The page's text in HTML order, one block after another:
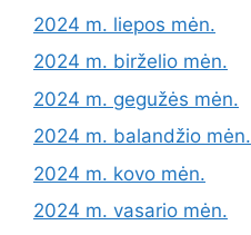
2024 m. liepos mėn.
2024 m. birželio mėn.
2024 m. gegužės mėn.
2024 m. balandžio mėn.
2024 m. kovo mėn.
2024 m. vasario mėn.